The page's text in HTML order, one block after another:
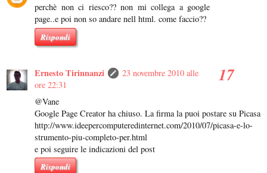
perchè non ci riesco?? non mi collega a google
page..e poi non so andare nell html. come faccio??
Rispondi
Ernesto Tirinnanzi
23 novembre 2010 alle
ore 22:31
@Vane
Google Page Creator ha chiuso. La firma la puoi postare su Picasa
http://www.ideepercomputeredinternet.com/2010/07/picasa-e-lo-
strumento-piu-completo-per.html
e poi seguire le indicazioni del post
Rispondi